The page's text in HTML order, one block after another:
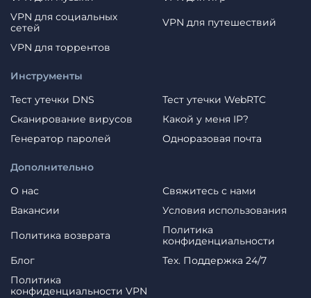
VPN для социальных
сетей
VPN для путешествий
VPN для торрентов
Дополнительно
О нас
Свяжитесь с нами
Вакансии
Условия использования
Политика возврата
Политика
конфиденциальности
Блог
Тех. Поддержка 24/7
Политика
конфиденциальности VPN
Инструменты
Тест утечки DNS
Тест утечки WebRTC
Сканирование вирусов
Какой у меня IP?
Генератор паролей
Одноразовая почта